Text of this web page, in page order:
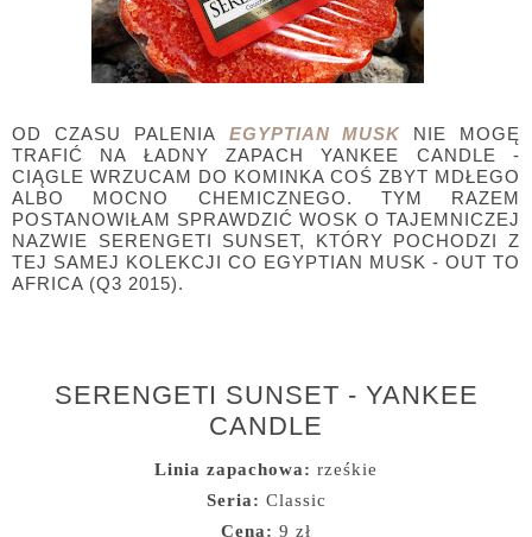
OD CZASU PALENIA EGYPTIAN MUSK NIE MOGĘ
TRAFIĆ NA ŁADNY ZAPACH YANKEE CANDLE -
CIĄGLE WRZUCAM DO KOMINKA COŚ ZBYT MDŁEGO
ALBO MOCNO CHEMICZNEGO. TYM RAZEM
POSTANOWIŁAM SPRAWDZIĆ WOSK O TAJEMNICZEJ
NAZWIE SERENGETI SUNSET, KTÓRY POCHODZI Z
TEJ SAMEJ KOLEKCJI CO EGYPTIAN MUSK - OUT TO
AFRICA (Q3 2015).
SERENGETI SUNSET - YANKEE
CANDLE
Linia zapachowa: rześkie
Seria: Classic
Cena: 9 zł